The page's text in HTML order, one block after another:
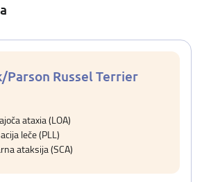
Parson Russel Terrier
ataxia (LOA)
leče (PLL)
ataksija (SCA)